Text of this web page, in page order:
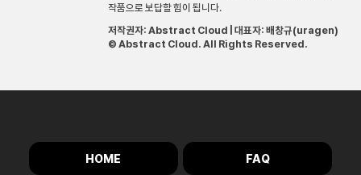
작품으로 보답할 힘이 됩니다.
저작권자: Abstract Cloud | 대표자: 배창규(uragen)
© Abstract Cloud. All Rights Reserved.
HOME FAQ